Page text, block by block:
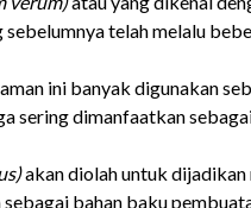
sebelumnya telah melalu
ini banyak digunakan
sering dimanfaatkan
akan diolah untuk dijadikan
bahan baku